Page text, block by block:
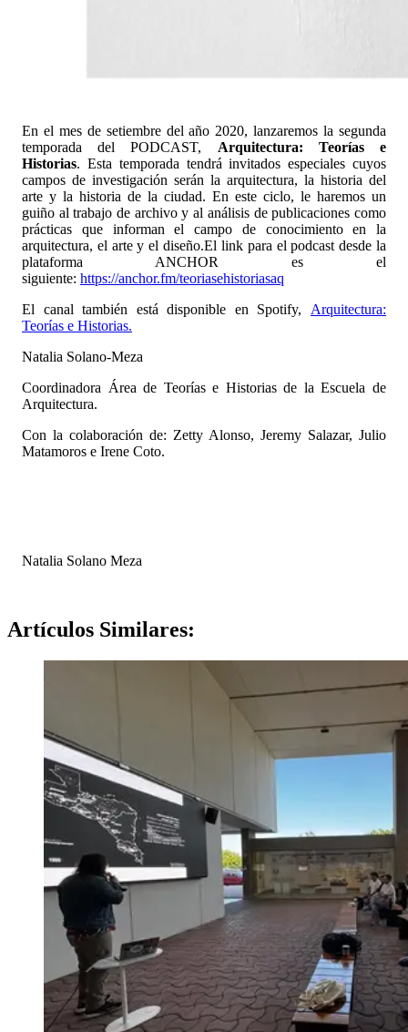
En el mes de setiembre del año 2020, lanzaremos la segunda
temporada del PODCAST, Arquitectura: Teorías e
Historias. Esta temporada tendrá invitados especiales cuyos
campos de investigación serán la arquitectura, la historia del
arte y la historia de la ciudad. En este ciclo, le haremos un
guiño al trabajo de archivo y al análisis de publicaciones como
prácticas que informan el campo de conocimiento en la
arquitectura, el arte y el diseño.El link para el podcast desde la
plataforma ANCHOR es el
siguiente: https://anchor.fm/teoriasehistoriasaq
El canal también está disponible en Spotify, Arquitectura:
Teorías e Historias.
Natalia Solano-Meza
Coordinadora Área de Teorías e Historias de la Escuela de
Arquitectura.
Con la colaboración de: Zetty Alonso, Jeremy Salazar, Julio
Matamoros e Irene Coto.
Natalia Solano Meza
Artículos Similares: